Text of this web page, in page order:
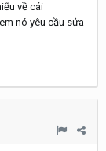
về cái
nó yêu cầu sửa